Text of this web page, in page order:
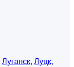
Луганск, Луцк,